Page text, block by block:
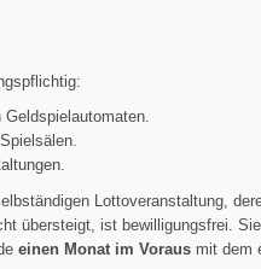
Lottoveranstaltung,
übersteigt, ist bewilligungsfrei.
einen Monat im Voraus mit dem